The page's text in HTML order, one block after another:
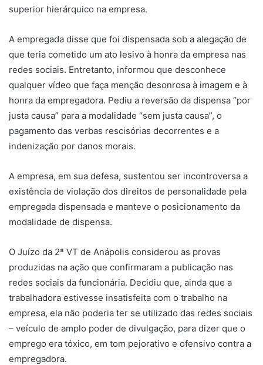
superior hierárquico na empresa.
A empregada disse que foi dispensada sob a alegação de
que teria cometido um ato lesivo à honra da empresa nas
redes sociais. Entretanto, informou que desconhece
qualquer vídeo que faça menção desonrosa à imagem e à
honra da empregadora. Pediu a reversão da dispensa “por
justa causa” para a modalidade “sem justa causa”, o
pagamento das verbas rescisórias decorrentes e a
indenização por danos morais.
A empresa, em sua defesa, sustentou ser incontroversa a
existência de violação dos direitos de personalidade pela
empregada dispensada e manteve o posicionamento da
modalidade de dispensa.
O Juízo da 2ª VT de Anápolis considerou as provas
produzidas na ação que confirmaram a publicação nas
redes sociais da funcionária. Decidiu que, ainda que a
trabalhadora estivesse insatisfeita com o trabalho na
empresa, ela não poderia ter se utilizado das redes sociais
– veículo de amplo poder de divulgação, para dizer que o
emprego era tóxico, em tom pejorativo e ofensivo contra a
empregadora.